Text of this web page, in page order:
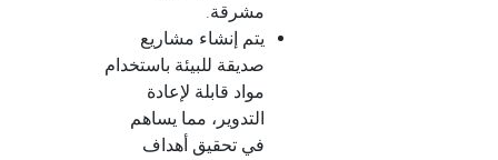
مشرقة.
يتم إنشاء مشاريع
صديقة للبيئة باستخدام
مواد قابلة لإعادة
التدوير، مما يساهم
في تحقيق أهداف